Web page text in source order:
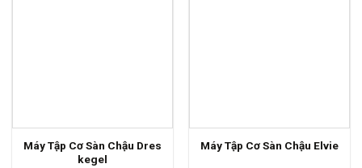
Máy Tập Cơ Sàn Chậu Dres
kegel
Máy Tập Cơ Sàn Chậu Elvie